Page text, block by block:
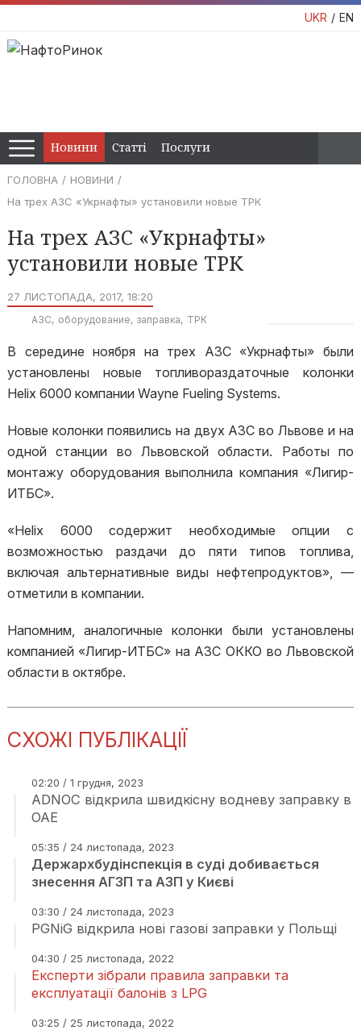
UKR EN
Новини Статті Послуги
ГОЛОВНА
НОВИНИ
На трех АЗС «Укрнафты» установили новые ТРК
На трех АЗС «Укрнафты»
установили новые ТРК
27 ЛИСТОПАДА, 2017, 18:20
АЗС оборудование заправка ТРК
В середине ноября на трех АЗС «Укрнафты» были
установлены новые топливораздаточные колонки
Helix 6000 компании Wayne Fueling Systems.
Новые колонки появились на двух АЗС во Львове и на
одной станции во Львовской области. Работы по
монтажу оборудования выполнила компания «Лигир-
ИТБС».
«Helix 6000 содержит необходимые опции с
возможностью раздачи до пяти типов топлива,
включая альтернативные виды нефтепродуктов», —
отметили в компании.
Напомним, аналогичные колонки были установлены
компанией «Лигир-ИТБС» на АЗС ОККО во Львовской
области в октябре.
СХОЖІ ПУБЛІКАЦІЇ
02:20 / 1 грудня, 2023
ADNOC відкрила швидкісну водневу заправку в
ОАЕ
05:35 / 24 листопада, 2023
Держархбудінспекція в суді добивається
знесення АГЗП та АЗП у Києві
03:30 / 24 листопада, 2023
PGNiG відкрила нові газові заправки у Польщі
04:30 / 25 листопада, 2022
Експерти зібрали правила заправки та
експлуатації балонів з LPG
03:25 / 25 листопада, 2022